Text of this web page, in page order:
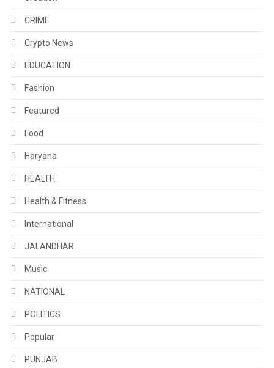
CRIME
Crypto News
EDUCATION
Fashion
Featured
Food
Haryana
HEALTH
Health & Fitness
International
JALANDHAR
Music
NATIONAL
POLITICS
Popular
PUNJAB